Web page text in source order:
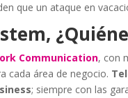
que un ataque en
Communication, con
cada área de negocio.
; siempre con las